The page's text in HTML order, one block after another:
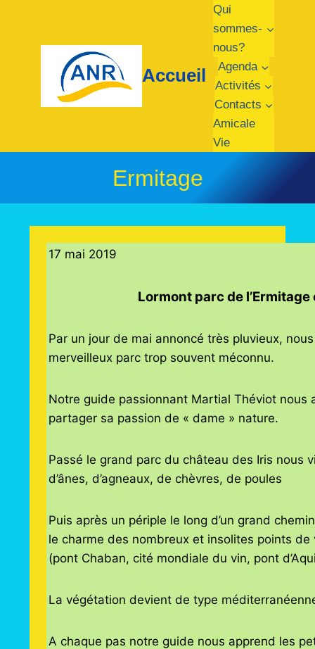
contenu
Accueil
Qui
sommes-
nous?
Agenda
Activités
Contacts
Amicale
Vie
Ermitage
17 mai 2019
Lormont parc de
Par un jour de mai annoncé très pluvieux,
merveilleux parc trop souvent méconnu.
Notre guide passionnant Martial Théviot
partager sa passion de « dame » nature.
Passé le grand parc du château des Iris nous
d’ânes, d’agneaux, de chèvres, de poules
Puis après un périple le long d’un grand
le charme des nombreux et insolites points
(pont Chaban, cité mondiale du vin, pont
La végétation devient de type
A chaque pas notre guide nous apprend les